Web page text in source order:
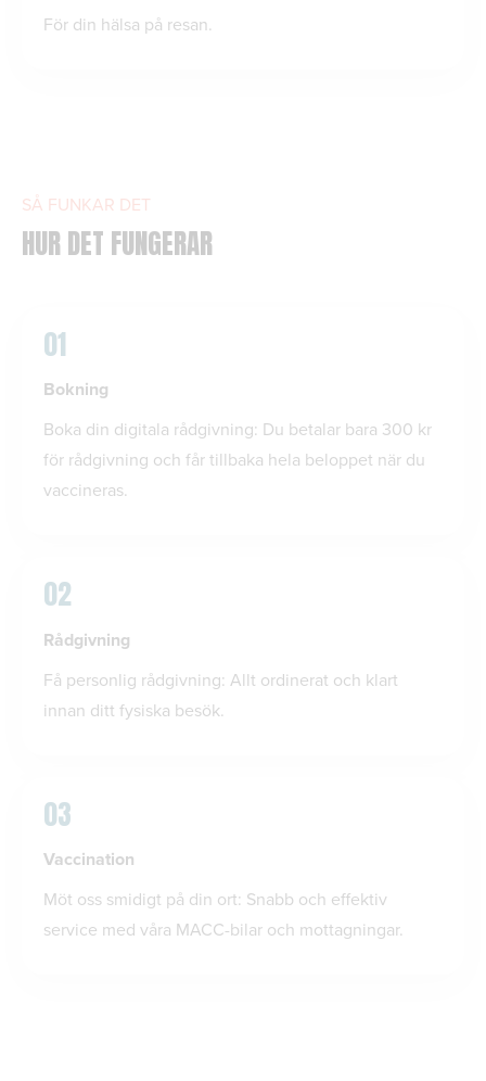
För din hälsa på resan.
SÅ FUNKAR DET
HUR DET FUNGERAR
01
Bokning
Boka din digitala rådgivning: Du betalar bara 300 kr
för rådgivning och får tillbaka hela beloppet när du
vaccineras.
02
Rådgivning
Få personlig rådgivning: Allt ordinerat och klart
innan ditt fysiska besök.
03
Vaccination
Möt oss smidigt på din ort: Snabb och effektiv
service med våra MACC-bilar och mottagningar.